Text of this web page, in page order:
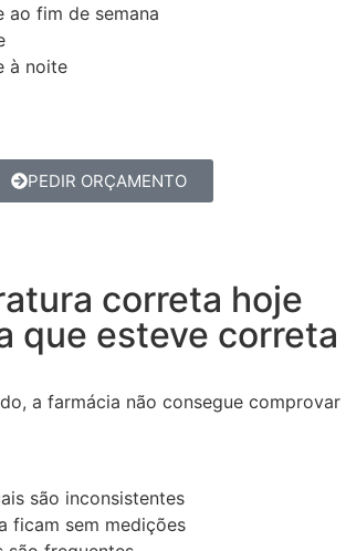
ao fim de semana
à noite
PEDIR ORÇAMENTO
correta hoje
que esteve correta
a farmácia não consegue comprovar
são inconsistentes
ficam sem medições